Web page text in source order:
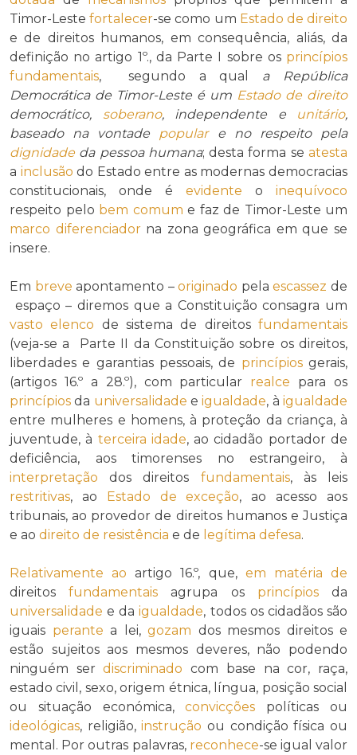
Timor-Lestefortalecer-se como um Estado de direito
e de direitos humanos, em consequência, aliás, da
definição no artigo 1º., da Parte I sobre os princípios
fundamentais, segundo a qual a República
Democrática de Timor-Leste é um Estado de direito
democrático, soberano, independente e unitário,
baseado na vontade populare no respeito pela
dignidade da pessoa humana; desta forma seatesta
a inclusão do Estado entre as modernas democracias
constitucionais, onde é evidente o inequívoco
respeito pelo bem comum e faz de Timor-Leste um
marco diferenciadorna zona geográfica em que se
insere.
Em breve apontamento –originado pelaescassez de
espaço – diremos que a Constituição consagra um
vasto elenco de sistema de direitosfundamentais
(veja-se a Parte II da Constituição sobre os direitos,
liberdades e garantias pessoais, de princípiosgerais,
(artigos 16.º a 28.º), com particular realce para os
princípios da universalidade eigualdade, àigualdade
entre mulheres e homens, à proteção da criança, à
juventude, à terceira idade, ao cidadão portador de
deficiência, aos timorenses no estrangeiro, à
interpretação dos direitos fundamentais, às leis
restritivas, ao Estado de exceção, ao acesso aos
tribunais, ao provedor de direitos humanos e Justiça
e ao direito de resistência e de legítima defesa.
Relativamente ao artigo 16.º, que, em matéria de
direitosfundamentais agrupa os princípiosda
universalidade e daigualdade, todos os cidadãos são
iguais perante a lei, gozam dos mesmos direitos e
estão sujeitos aos mesmos deveres, não podendo
ninguém serdiscriminado com base na cor, raça,
estado civil, sexo, origem étnica, língua, posição social
ou situação económica,convicções políticas ou
ideológicas, religião,instrução ou condição física ou
mental. Por outras palavras, reconhece-se igual valor